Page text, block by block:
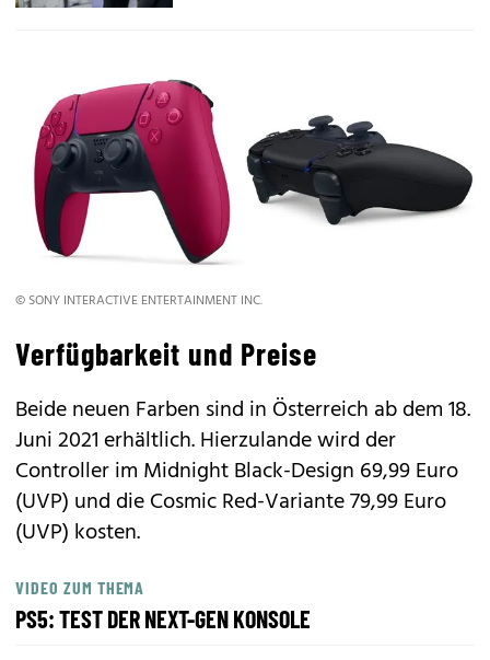
© SONY INTERACTIVE ENTERTAINMENT INC.
Verfügbarkeit und Preise
Beide neuen Farben sind in Österreich ab dem 18.
Juni 2021 erhältlich. Hierzulande wird der
Controller im Midnight Black-Design 69,99 Euro
(UVP) und die Cosmic Red-Variante 79,99 Euro
(UVP) kosten.
VIDEO ZUM THEMA
PS5: TEST DER NEXT-GEN KONSOLE